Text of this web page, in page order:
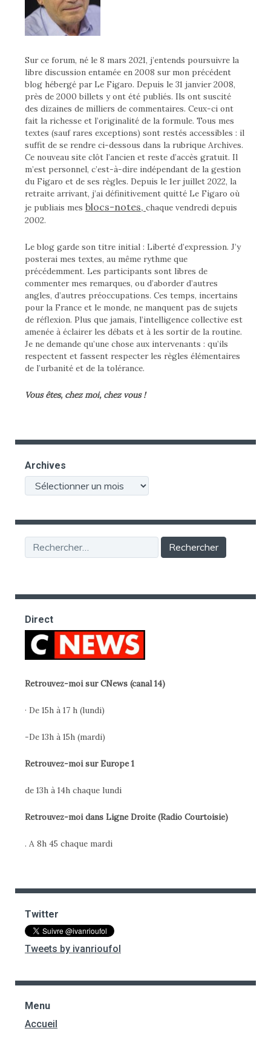
Sur ce forum, né le 8 mars 2021, j’entends poursuivre la
libre discussion entamée en 2008 sur mon précédent
blog hébergé par Le Figaro. Depuis le 31 janvier 2008,
près de 2000 billets y ont été publiés. Ils ont suscité
des dizaines de milliers de commentaires. Ceux-ci ont
fait la richesse et l’originalité de la formule. Tous mes
textes (sauf rares exceptions) sont restés accessibles : il
suffit de se rendre ci-dessous dans la rubrique Archives.
Ce nouveau site clôt l’ancien et reste d’accès gratuit. Il
m’est personnel, c’est-à-dire indépendant de la gestion
du Figaro et de ses règles. Depuis le 1er juillet 2022, la
retraite arrivant, j’ai définitivement quitté Le Figaro où
je publiais mes blocs-notes, chaque vendredi depuis
2002.
Le blog garde son titre initial : Liberté d’expression. J’y
posterai mes textes, au même rythme que
précédemment. Les participants sont libres de
commenter mes remarques, ou d’aborder d’autres
angles, d’autres préoccupations. Ces temps, incertains
pour la France et le monde, ne manquent pas de sujets
de réflexion. Plus que jamais, l’intelligence collective est
amenée à éclairer les débats et à les sortir de la routine.
Je ne demande qu’une chose aux intervenants : qu’ils
respectent et fassent respecter les règles élémentaires
de l’urbanité et de la tolérance.
Vous êtes, chez moi, chez vous !
Archives
Archives
Rechercher :
Direct
Retrouvez-moi sur CNews (canal 14)
· De 15h à 17 h (lundi)
-De 13h à 15h (mardi)
Retrouvez-moi sur Europe 1
de 13h à 14h chaque lundi
Retrouvez-moi dans Ligne Droite (Radio Courtoisie)
. A 8h 45 chaque mardi
Twitter
Tweets by ivanrioufol
Menu
Accueil